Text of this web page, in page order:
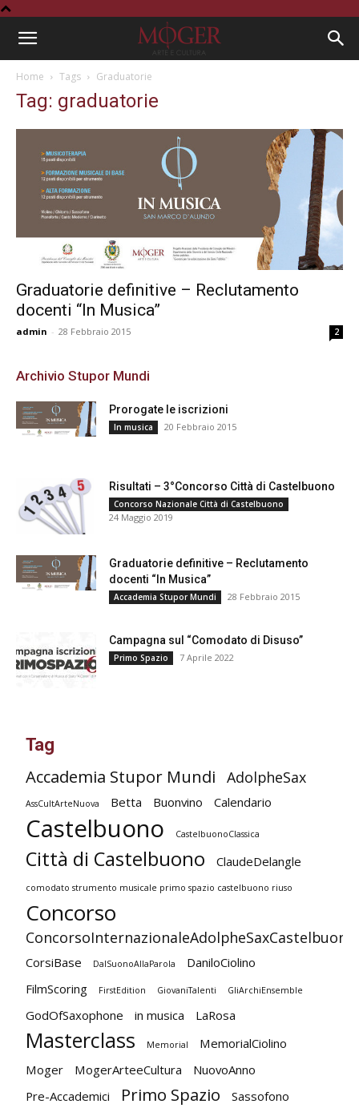
Home Tags Graduatorie
Tag: graduatorie
Graduatorie definitive – Reclutamento
docenti “In Musica”
admin - 28 Febbraio 2015 2
Archivio Stupor Mundi
Prorogate le iscrizioni
In musica 20 Febbraio 2015
Risultati – 3°Concorso Città di Castelbuono
Concorso Nazionale Città di Castelbuono
24 Maggio 2019
Graduatorie definitive – Reclutamento
docenti “In Musica”
Accademia Stupor Mundi 28 Febbraio 2015
Campagna sul “Comodato di Disuso”
Primo Spazio 7 Aprile 2022
Tag
Accademia Stupor Mundi AdolpheSax
AssCultArteNuova Betta Buonvino Calendario
Castelbuono CastelbuonoClassica
Città di Castelbuono ClaudeDelangle
comodato strumento musicale primo spazio castelbuono riuso
Concorso
ConcorsoInternazionaleAdolpheSaxCastelbuono
CorsiBase DalSuonoAllaParola
DaniloCiolino
FilmScoring
FirstEdition GiovaniTalenti GliArchiEnsemble
GodOfSaxophone in musica LaRosa
Masterclass Memorial
MemorialCiolino
Moger
MogerArteeCultura
NuovoAnno
Pre-Accademici
Primo Spazio Sassofono